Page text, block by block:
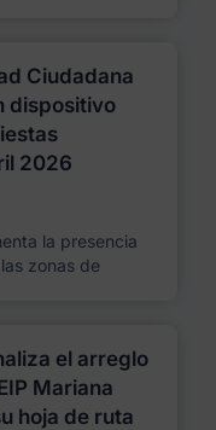
Ciudadana
dispositivo
2026
la presencia
zonas de
el arreglo
Mariana
hoja de ruta